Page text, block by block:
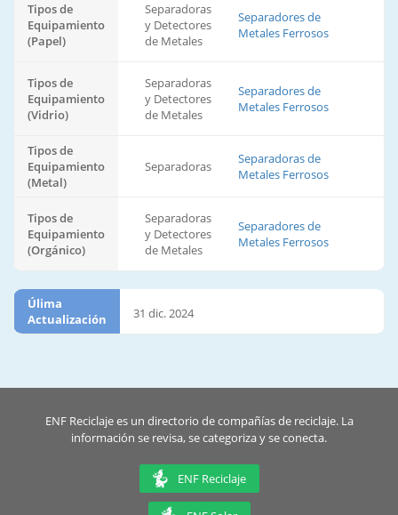
Tipos de
Equipamiento
(Papel)
Separadoras
y Detectores
de Metales
Separadores de
Metales Ferrosos
Tipos de
Equipamiento
(Vidrio)
Separadoras
y Detectores
de Metales
Separadores de
Metales Ferrosos
Tipos de
Equipamiento
(Metal)
Separadoras
Separadoras de
Metales Ferrosos
Tipos de
Equipamiento
(Orgánico)
Separadoras
y Detectores
de Metales
Separadores de
Metales Ferrosos
Úlima
Actualización
31 dic. 2024
ENF Reciclaje es un directorio de compañías de reciclaje. La
información se revisa, se categoriza y se conecta.
ENF Reciclaje